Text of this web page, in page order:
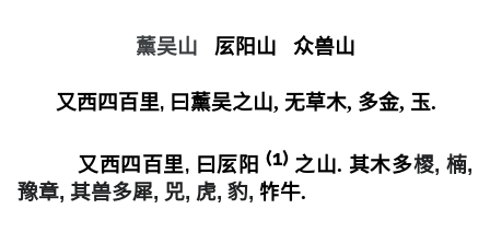
薰吴山 㕄阳山 众兽山
又西四百里, 曰薰吴之山, 无草木, 多金, 玉.
又西四百里, 曰 㕄阳 (1) 之山. 其木多㮨, 楠,
豫章, 其兽多犀, 兕, 虎, 豹, 㸲牛.